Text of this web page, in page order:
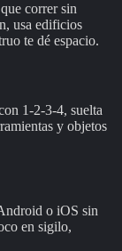
correr sin
usa edificios
te dé espacio.
1-2-3-4, suelta
y objetos
o iOS sin
en sigilo,